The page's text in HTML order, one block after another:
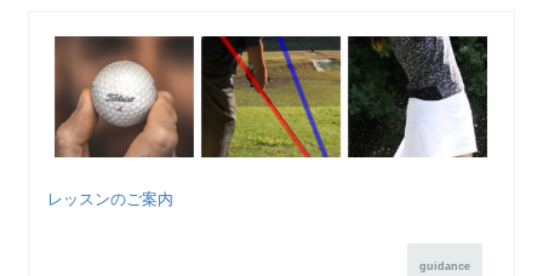
レッスンのご案内
guidance